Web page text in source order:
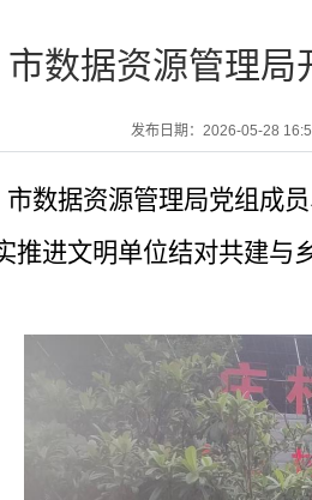
市数据资源管理局
发布日期：2026-05-28
市数据资源管理局党组成
推进文明单位结对共建与